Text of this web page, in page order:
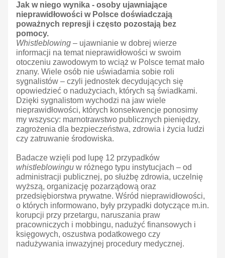
Jak w niego wynika - osoby ujawniające
nieprawidłowości w Polsce doświadczają
poważnych represji i często pozostają bez
pomocy.
Whistleblowing – ujawnianie w dobrej wierze
informacji na temat nieprawidłowości w swoim
otoczeniu zawodowym to wciąż w Polsce temat mało
znany. Wiele osób nie uświadamia sobie roli
sygnalistów – czyli jednostek decydujących się
opowiedzieć o nadużyciach, których są świadkami.
Dzięki sygnalistom wychodzi na jaw wiele
nieprawidłowości, których konsekwencje ponosimy
my wszyscy: marnotrawstwo publicznych pieniędzy,
zagrożenia dla bezpieczeństwa, zdrowia i życia ludzi
czy zatruwanie środowiska.
Badacze wzięli pod lupę 12 przypadków
whistleblowingu w różnego typu instytucjach – od
administracji publicznej, po służbę zdrowia, uczelnię
wyższą, organizację pozarządową oraz
przedsiębiorstwa prywatne. Wśród nieprawidłowości,
o których informowano, były przypadki dotyczące m.in.
korupcji przy przetargu, naruszania praw
pracowniczych i mobbingu, nadużyć finansowych i
księgowych, oszustwa podatkowego czy
nadużywania inwazyjnej procedury medycznej.